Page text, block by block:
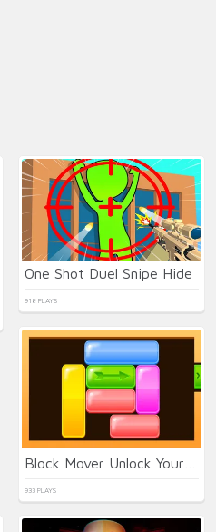
One Shot Duel Snipe Hide
918 PLAYS
933 PLAYS